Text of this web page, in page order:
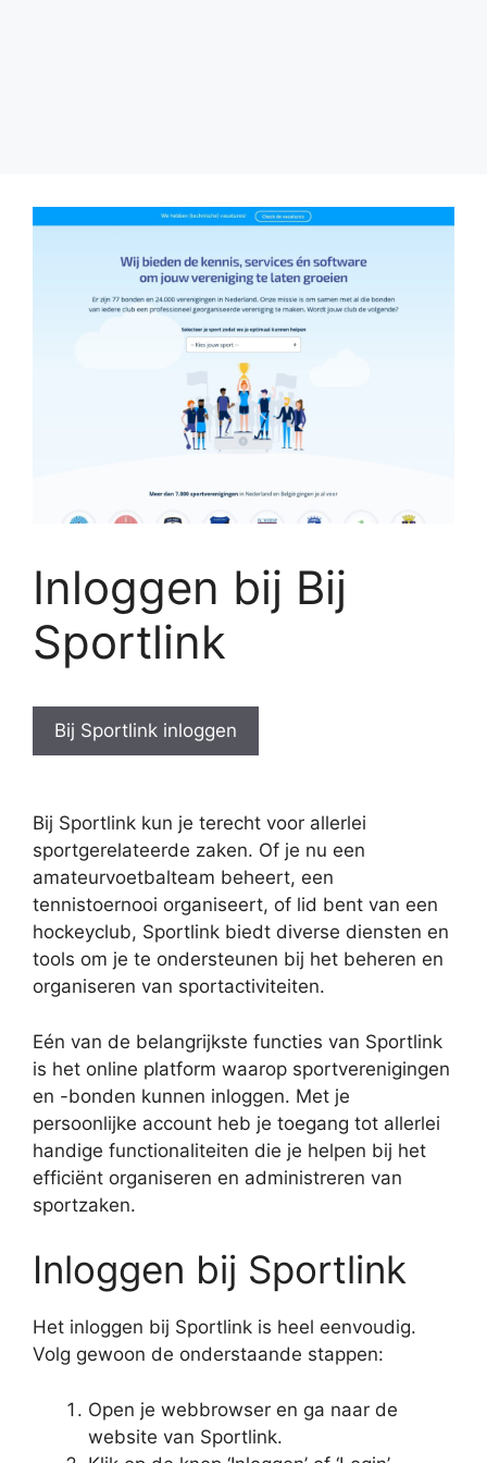
Inloggen bij Bij
Sportlink
Bij Sportlink inloggen
Bij Sportlink kun je terecht voor allerlei
sportgerelateerde zaken. Of je nu een
amateurvoetbalteam beheert, een
tennistoernooi organiseert, of lid bent van een
hockeyclub, Sportlink biedt diverse diensten en
tools om je te ondersteunen bij het beheren en
organiseren van sportactiviteiten.
Eén van de belangrijkste functies van Sportlink
is het online platform waarop sportverenigingen
en -bonden kunnen inloggen. Met je
persoonlijke account heb je toegang tot allerlei
handige functionaliteiten die je helpen bij het
efficiënt organiseren en administreren van
sportzaken.
Inloggen bij Sportlink
Het inloggen bij Sportlink is heel eenvoudig.
Volg gewoon de onderstaande stappen:
Open je webbrowser en ga naar de
website van Sportlink.